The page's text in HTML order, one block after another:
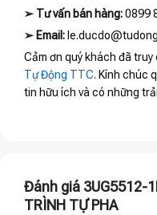
➢ Tư vấn bán hàng:0899
➢ Email:
Cảm ơn quý khách đã
Tự Động TTC. Kính chúc
tin hữu ích và có những
Đánh giá 3UG5512-
TRÌNH TỰ PHA